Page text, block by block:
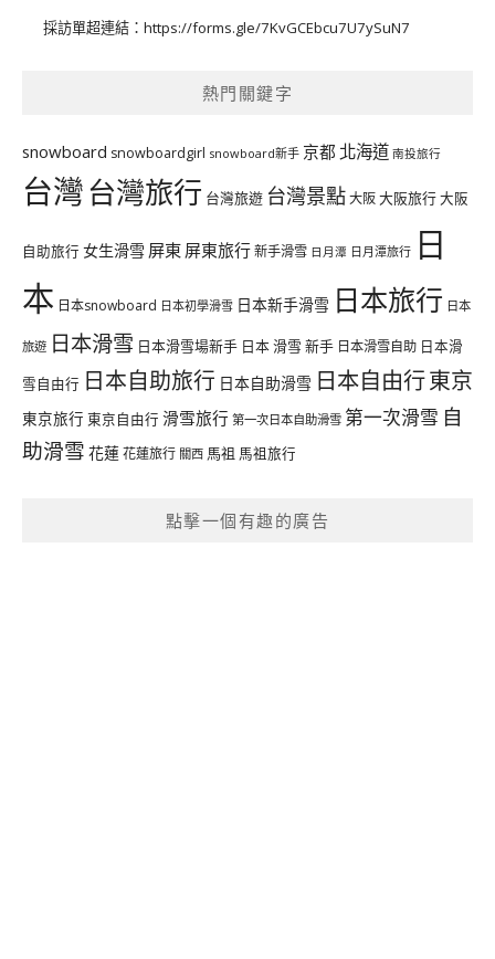
採訪單超連結： https://forms.gle/7KvGCEbcu7U7ySuN7
熱門關鍵字
snowboard snowboardgirl snowboard新手 京都 北海道 南投旅行
台灣台灣旅行 台灣旅遊 台灣景點大阪大阪旅行大阪
自助旅行 女生滑雪 屏東 屏東旅行新手滑雪 日月潭 日月潭旅行 日
本 日本snowboard 日本初學滑雪 日本新手滑雪 日本旅行 日本
旅遊 日本滑雪 日本滑雪場新手 日本 滑雪 新手 日本滑雪自助 日本滑
雪自由行 日本自助旅行 日本自助滑雪 日本自由行東京
東京旅行 東京自由行 滑雪旅行 第一次日本自助滑雪 第一次滑雪 自
助滑雪 花蓮花蓮旅行 關西 馬祖 馬祖旅行
點擊一個有趣的廣告